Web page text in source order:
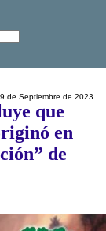
de Septiembre de 2023
que
en
de